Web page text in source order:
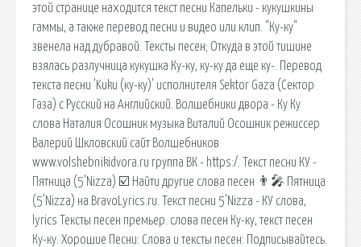
этой странице находится текст песни Капельки - кукушкины
гаммы, а также перевод песни и видео или клип. "Ку-ку"
звенела над дубравой. Тексты песен; Откуда в этой тишине
взялась разлучница кукушка Ку-ку, ку-ку да еще ку-. Перевод
текста песни 'Kuku (ку-ку)' исполнителя Sektor Gaza (Сектор
Газа) с Русский на Английский. Волшебники двора - Ку Ку
слова Наталия Осошник музыка Виталий Осошник режиссер
Валерий Шкловский сайт Волшебников
www.volshebnikidvora.ru группа ВК - https:/. Текст песни КУ -
Пятница (5'Nizza) ☑️ Найти другие слова песен 👨‍🎤 Пятница
(5'Nizza) на BravoLyrics.ru. Текст песни 5'Nizza - КУ слова,
lyrics Тексты песен премьер. слова песен Ку-ку, текст песен
Ку-ку. Хорошие Песни: Слова и тексты песен: Подписывайтесь.